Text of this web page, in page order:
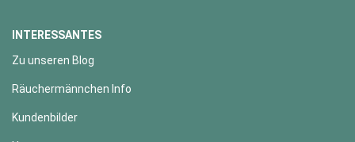
INTERESSANTES
Zu unseren Blog
Räuchermännchen Info
Kundenbilder